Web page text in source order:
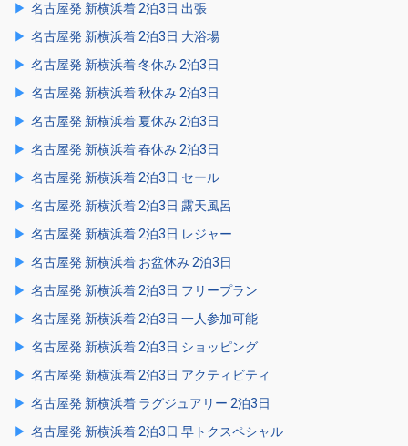
名古屋発 新横浜着 2泊3日 出張
名古屋発 新横浜着 2泊3日 大浴場
名古屋発 新横浜着 冬休み 2泊3日
名古屋発 新横浜着 秋休み 2泊3日
名古屋発 新横浜着 夏休み 2泊3日
名古屋発 新横浜着 春休み 2泊3日
名古屋発 新横浜着 2泊3日 セール
名古屋発 新横浜着 2泊3日 露天風呂
名古屋発 新横浜着 2泊3日 レジャー
名古屋発 新横浜着 お盆休み 2泊3日
名古屋発 新横浜着 2泊3日 フリープラン
名古屋発 新横浜着 2泊3日 一人参加可能
名古屋発 新横浜着 2泊3日 ショッピング
名古屋発 新横浜着 2泊3日 アクティビティ
名古屋発 新横浜着 ラグジュアリー 2泊3日
名古屋発 新横浜着 2泊3日 早トクスペシャル